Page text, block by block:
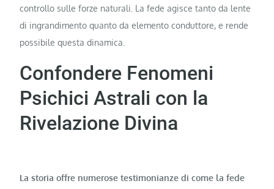
controllo sulle forze naturali. La fede agisce tanto da lente
di ingrandimento quanto da elemento conduttore, e rende
possibile questa dinamica.
Confondere Fenomeni
Psichici Astrali con la
Rivelazione Divina
La storia offre numerose testimonianze di come la fede